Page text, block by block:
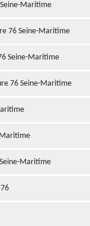
Maritime
76 Seine-Maritime
Seine-Maritime
76 Seine-Maritime
Maritime